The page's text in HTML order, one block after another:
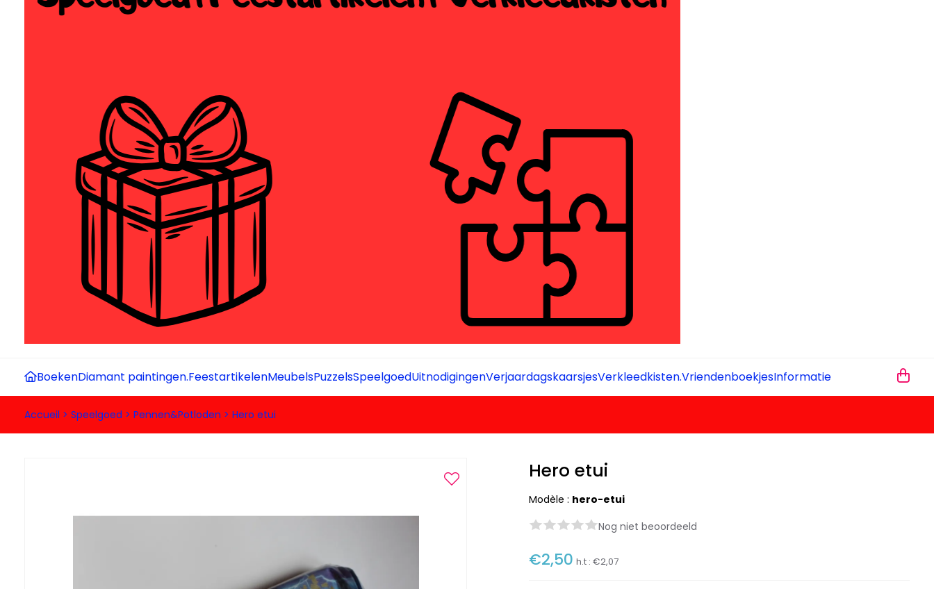
BoekenDiamant paintingen.FeestartikelenMeubelsPuzzelsSpeelgoedUitnodigingenVerjaardagskaarsjesVerkleedkisten.VriendenboekjesInformatie
Accueil > Speelgoed > Pennen&Potloden > Hero etui
Hero etui
Modèle : hero-etui
Nog niet beoordeeld
€2,50 h.t :€2,07